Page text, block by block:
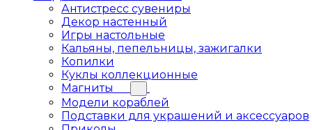
Антистресс сувениры
Декор настенный
Игры настольные
Кальяны, пепельницы, зажигалки
Копилки
Куклы коллекционные
Магниты
Модели кораблей
Подставки для украшений и аксессуаров